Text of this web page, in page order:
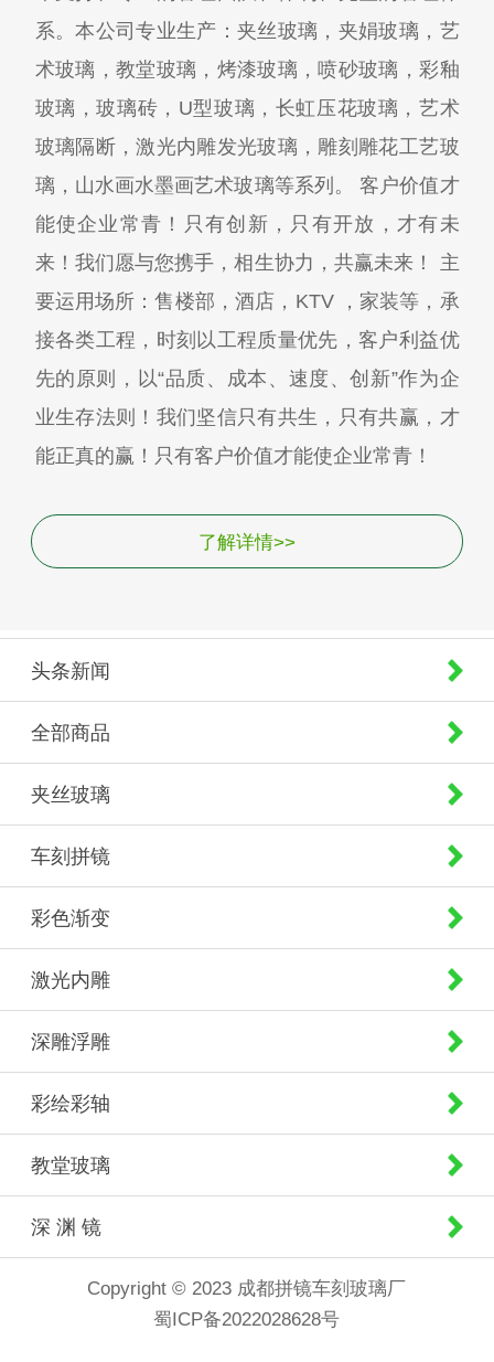
系。本公司专业生产：夹丝玻璃，夹娟玻璃，艺
术玻璃，教堂玻璃，烤漆玻璃，喷砂玻璃，彩釉
玻璃，玻璃砖，U型玻璃，长虹压花玻璃，艺术
玻璃隔断，激光内雕发光玻璃，雕刻雕花工艺玻
璃，山水画水墨画艺术玻璃等系列。 客户价值才
能使企业常青！只有创新，只有开放，才有未
来！我们愿与您携手，相生协力，共赢未来！ 主
要运用场所：售楼部，酒店，KTV ，家装等，承
接各类工程，时刻以工程质量优先，客户利益优
先的原则，以“品质、成本、速度、创新”作为企
业生存法则！我们坚信只有共生，只有共赢，才
能正真的赢！只有客户价值才能使企业常青！
了解详情>>
头条新闻
全部商品
夹丝玻璃
车刻拼镜
彩色渐变
激光内雕
深雕浮雕
彩绘彩轴
教堂玻璃
深 渊 镜
Copyright © 2023 成都拼镜车刻玻璃厂
蜀ICP备2022028628号